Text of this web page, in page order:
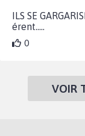
ILS SE
érent.....
0
VOIR